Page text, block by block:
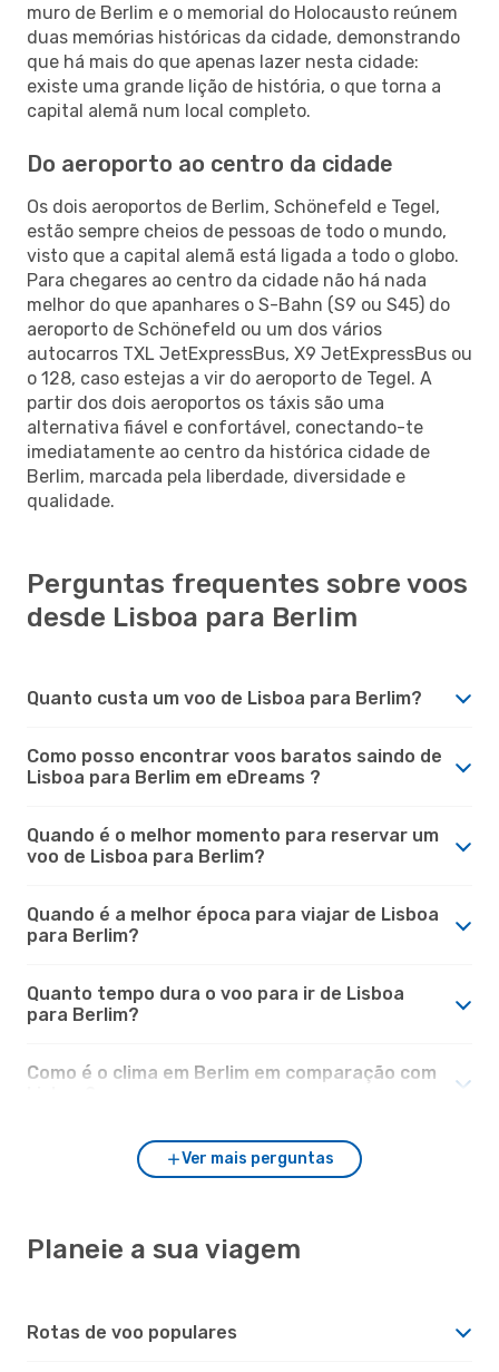
muro de Berlim e o memorial do Holocausto reúnem
duas memórias históricas da cidade, demonstrando
que há mais do que apenas lazer nesta cidade:
existe uma grande lição de história, o que torna a
capital alemã num local completo.
Do aeroporto ao centro da cidade
Os dois aeroportos de Berlim, Schönefeld e Tegel,
estão sempre cheios de pessoas de todo o mundo,
visto que a capital alemã está ligada a todo o globo.
Para chegares ao centro da cidade não há nada
melhor do que apanhares o S-Bahn (S9 ou S45) do
aeroporto de Schönefeld ou um dos vários
autocarros TXL JetExpressBus, X9 JetExpressBus ou
o 128, caso estejas a vir do aeroporto de Tegel. A
partir dos dois aeroportos os táxis são uma
alternativa fiável e confortável, conectando-te
imediatamente ao centro da histórica cidade de
Berlim, marcada pela liberdade, diversidade e
qualidade.
Perguntas frequentes sobre voos
desde Lisboa para Berlim
Quanto custa um voo de Lisboa para Berlim?
Como posso encontrar voos baratos saindo de
Lisboa para Berlim em eDreams ?
Quando é o melhor momento para reservar um
voo de Lisboa para Berlim?
Quando é a melhor época para viajar de Lisboa
para Berlim?
Quanto tempo dura o voo para ir de Lisboa
para Berlim?
Como é o clima em Berlim em comparação com
Ver mais perguntas
Planeie a sua viagem
Rotas de voo populares